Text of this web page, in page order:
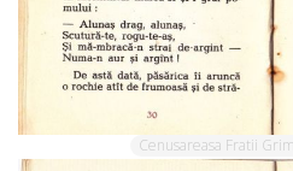
Cenusareasa Fratii